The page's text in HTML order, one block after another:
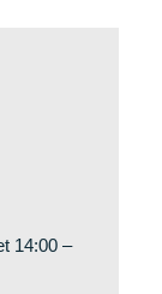
14:00 –